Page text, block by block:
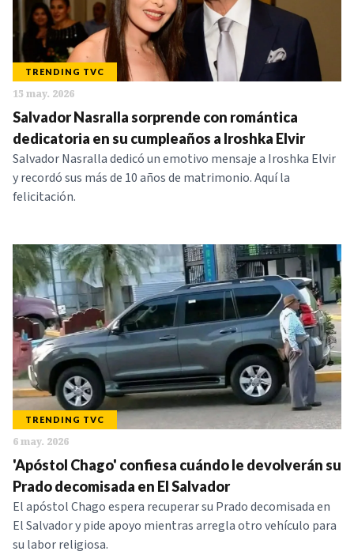
TRENDING TVC
15 may. 2026
Salvador Nasralla sorprende con romántica
dedicatoria en su cumpleaños a Iroshka Elvir
Salvador Nasralla dedicó un emotivo mensaje a Iroshka Elvir
y recordó sus más de 10 años de matrimonio. Aquí la
felicitación.
TRENDING TVC
6 may. 2026
'Apóstol Chago' confiesa cuándo le devolverán su
Prado decomisada en El Salvador
El apóstol Chago espera recuperar su Prado decomisada en
El Salvador y pide apoyo mientras arregla otro vehículo para
su labor religiosa.